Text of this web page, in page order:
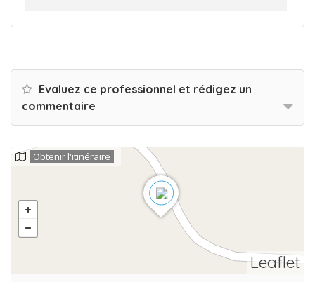
Evaluez ce professionnel et rédigez un
commentaire
Leaflet
Obtenir l'itinéraire